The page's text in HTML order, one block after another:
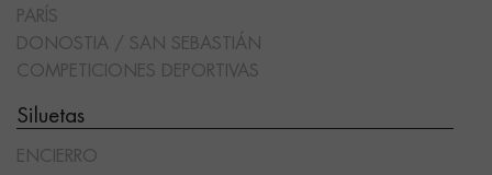
PARÍS
DONOSTIA / SAN SEBASTIÁN
COMPETICIONES DEPORTIVAS
Siluetas
ENCIERRO